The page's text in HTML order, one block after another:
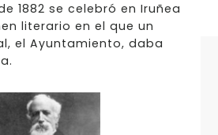
1882 se celebró en Iruñea
literario en el que un
el Ayuntamiento, daba